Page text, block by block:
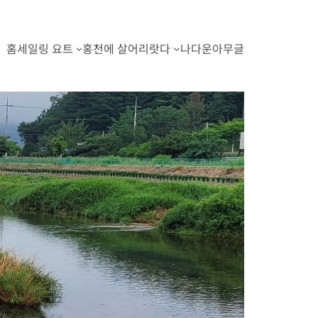
홈세일링 요트 홍천에 살어리랏다 나다운아무글